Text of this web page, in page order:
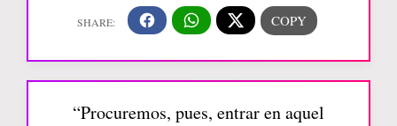
“Procuremos, pues, entrar en aquel